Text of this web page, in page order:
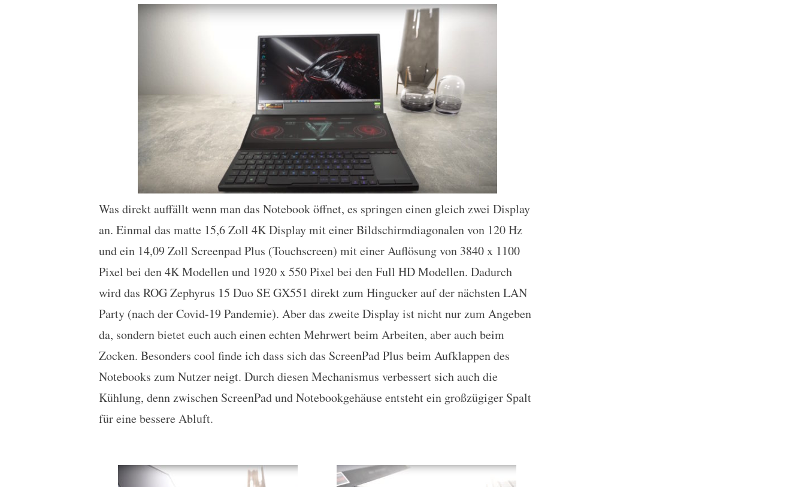
Was direkt auffällt wenn man das Notebook öffnet, es springen einen gleich zwei Display
an. Einmal das matte 15,6 Zoll 4K Display mit einer Bildschirmdiagonalen von 120 Hz
und ein 14,09 Zoll Screenpad Plus (Touchscreen) mit einer Auflösung von 3840 x 1100
Pixel bei den 4K Modellen und 1920 x 550 Pixel bei den Full HD Modellen. Dadurch
wird das ROG Zephyrus 15 Duo SE GX551 direkt zum Hingucker auf der nächsten LAN
Party (nach der Covid-19 Pandemie). Aber das zweite Display ist nicht nur zum Angeben
da, sondern bietet euch auch einen echten Mehrwert beim Arbeiten, aber auch beim
Zocken. Besonders cool finde ich dass sich das ScreenPad Plus beim Aufklappen des
Notebooks zum Nutzer neigt. Durch diesen Mechanismus verbessert sich auch die
Kühlung, denn zwischen ScreenPad und Notebookgehäuse entsteht ein großzügiger Spalt
für eine bessere Abluft.